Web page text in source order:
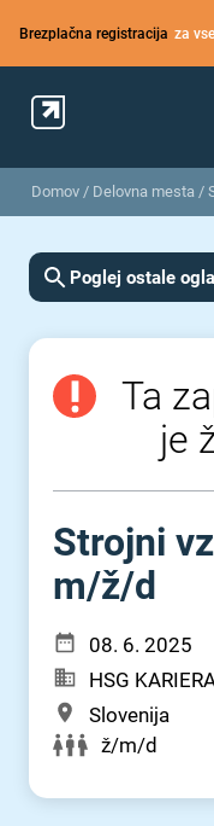
Brezplačna registracija za
Domov / Delovna mesta /
Poglej ostale
Ta
je
Strojni
m⁠/⁠ž⁠/⁠d
08. 6. 2025
HSG
Slovenija
ž/m/d